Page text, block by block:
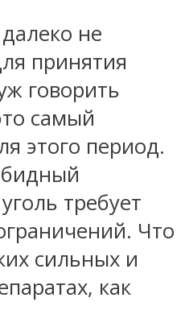
не
принятия
говорить
самый
этого период.
требует
Что
сильных и
как